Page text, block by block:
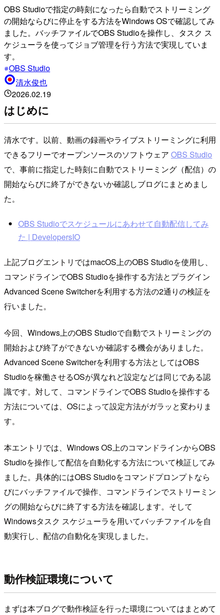
OBS Studioで指定の時刻になったら自動でストリーミング
の開始ならびに停止をする方法をWindows OSで確認してみ
ました。バッチファイルでOBS Studioを操作し、タスク ス
ケジューラを使ってジョブ管理を行う方法で実現していま
す。
OBS Studio
清水俊也
2026.02.19
はじめに
清水です。以前、動画の録画やライブストリーミングに利用
できるフリーでオープンソースのソフトウェア OBS Studio
で、事前に指定した時刻に自動でストリーミング（配信）の
開始ならびに終了ができないか確認しブログにまとめまし
た。
OBS Studioでスケジュールにあわせて自動配信してみ
た | DevelopersIO
上記ブログエントリではmacOS上のOBS Studioを使用し、
コマンドラインでOBS Studioを操作する方法とプラグイン
Advanced Scene Switcherを利用する方法の2通りの検証を
行いました。
今回、Windows上のOBS Studioで自動でストリーミングの
開始および終了ができないか確認する機会がありました。
Advanced Scene Switcherを利用する方法としてはOBS
Studioを稼働させるOSが異なれど設定などは同じである認
識です。対して、コマンドラインでOBS Studioを操作する
方法については、OSによって設定方法がガラッと変わりま
す。
本エントリでは、Windows OS上のコマンドラインからOBS
Studioを操作して配信を自動化する方法について検証してみ
ました。具体的にはOBS Studioをコマンドプロンプトなら
びにバッチファイルで操作、コマンドラインでストリーミン
グの開始ならびに終了する方法を確認します。そして
Windowsタスク スケジューラを用いてバッチファイルを自
動実行し、配信の自動化を実現しました。
動作検証環境について
まずは本ブログで動作検証を行った環境についてはまとめて